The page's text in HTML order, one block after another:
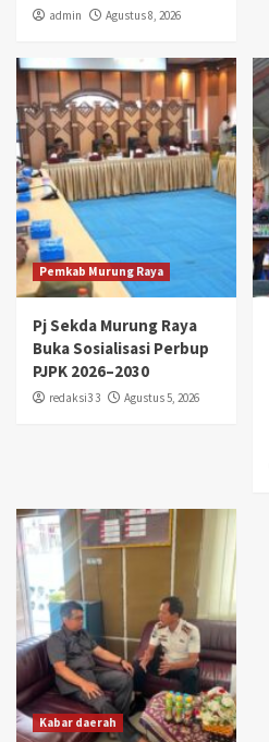
admin Agustus 8, 2026
Pemkab Murung Raya
Pj Sekda Murung Raya
Buka Sosialisasi Perbup
PJPK 2026–2030
redaksi3 3 Agustus 5, 2026
Kabar daerah